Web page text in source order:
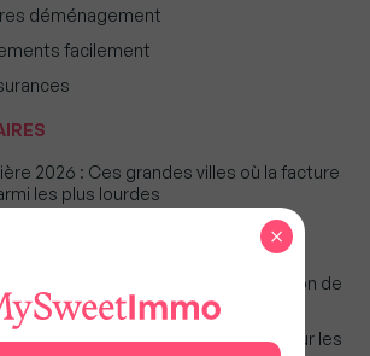
déménagement
facilement
2026 : Ces grandes villes où la facture
les plus lourdes
: iad franchit le cap des 600
: Quels sont vos droits si votre location de
est annulée ?
: Ce que l’AI Act change vraiment pour les
×